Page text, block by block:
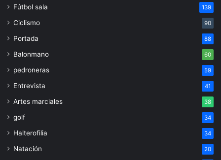
Fútbol sala 139
Ciclismo 90
Portada 88
Balonmano 60
pedroneras 59
Entrevista 41
Artes marciales 38
golf 34
Halterofilia 34
Natación 20